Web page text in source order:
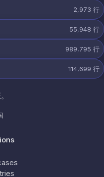
2,973 行
55,948 行
989,795 行
114,699 行